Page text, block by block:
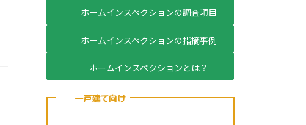
ホームインスペクションの調査項目
ホームインスペクションの指摘事例
ホームインスペクションとは？
一戸建て向け